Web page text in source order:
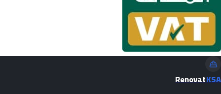
RenovatKSA